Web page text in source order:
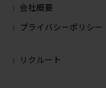
会社概要
プライバシーポリシー
リクルート